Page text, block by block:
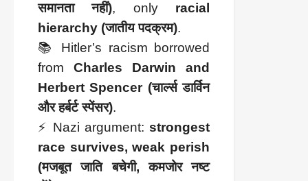
समानता नहीं), only racial
hierarchy (जातीय पदक्रम).
📚 Hitler’s racism borrowed
from Charles Darwin and
Herbert Spencer (चार्ल्स डार्विन
और हर्बर्ट स्पेंसर).
⚡ Nazi argument: strongest
race survives, weak perish
(मजबूत जाति बचेगी, कमजोर नष्ट